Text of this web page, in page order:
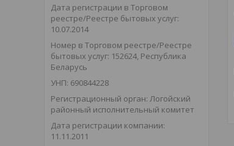
Дата регистрации в Торговом
реестре/Реестре бытовых услуг:
10.07.2014
Номер в Торговом реестре/Реестре
бытовых услуг: 152624, Республика
Беларусь
УНП: 690844228
Регистрационный орган: Логойский
районный исполнительный комитет
Дата регистрации компании:
11.11.2011